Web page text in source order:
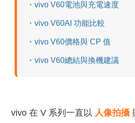
・vivo V60電池與充電速度
・vivo V60AI 功能比較
・vivo V60價格與 CP 值
・vivo V60總結與換機建議
vivo 在 V 系列一直以 人像拍攝